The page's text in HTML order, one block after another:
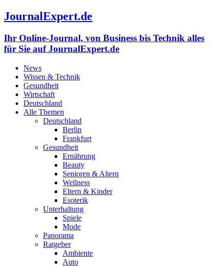
JournalExpert.de
Ihr Online-Journal, von Business bis Technik alles
für Sie auf JournalExpert.de
News
Wissen & Technik
Gesundheit
Wirtschaft
Deutschland
Alle Themen
Deutschland
Berlin
Frankfurt
Gesundheit
Ernährung
Beauty
Senioren & Altern
Wellness
Eltern & Kinder
Esoterik
Unterhaltung
Spiele
Mode
Panorama
Ratgeber
Ambiente
Auto